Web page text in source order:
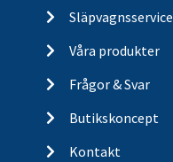
Släpvagnsservice
Våra produkter
Frågor & Svar
Butikskoncept
Kontakt